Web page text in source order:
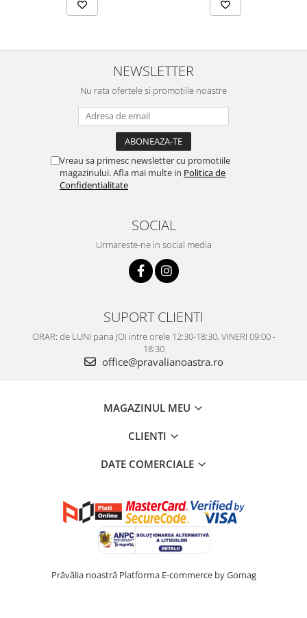
NEWSLETTER
Nu rata ofertele si promotiile noastre
Vreau sa primesc newsletter cu promotiile
magazinului. Afla mai multe in Politica de
Confidentialitate
SOCIAL
Urmareste-ne in social media
SUPORT CLIENTI
ORAR: de LUNI pana JOI intre orele 12:30-18:30, VINERI 09:00 -
18:30
office@pravalianoastra.ro
MAGAZINUL MEU
CLIENTI
DATE COMERCIALE
Prăvălia noastră Platforma E-commerce by Gomag